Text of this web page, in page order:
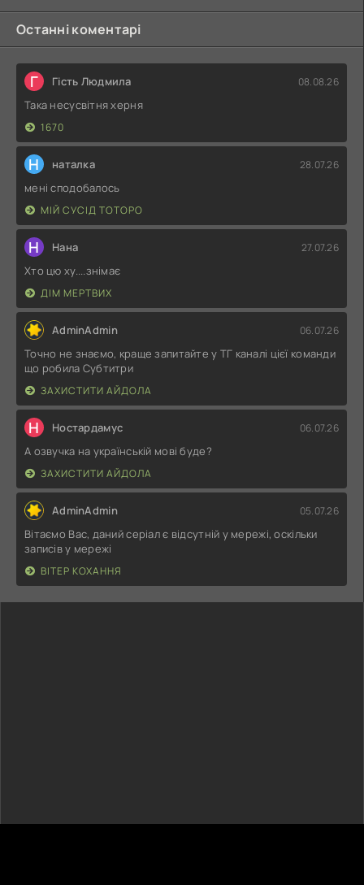
Останні коментарі
Г Гість Людмила 08.08.26
Така несусвітня херня
1670
Н наталка 28.07.26
мені сподобалось
МІЙ СУСІД ТОТОРО
Н Нана 27.07.26
Хто цю ху....знімає
ДІМ МЕРТВИХ
AdminAdmin 06.07.26
Точно не знаємо, краще запитайте у ТГ каналі цієї команди
що робила Субтитри
ЗАХИСТИТИ АЙДОЛА
Н Ностардамус 06.07.26
А озвучка на українській мові буде?
ЗАХИСТИТИ АЙДОЛА
AdminAdmin 05.07.26
Вітаємо Вас, даний серіал є відсутній у мережі, оскільки
записів у мережі
ВІТЕР КОХАННЯ